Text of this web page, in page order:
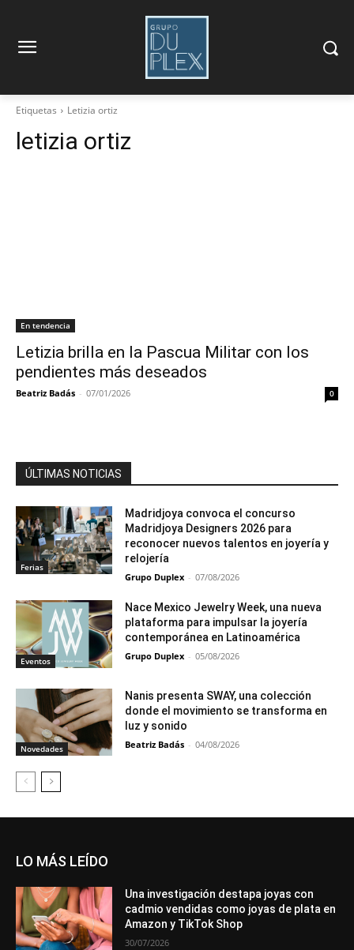
Etiquetas Letizia ortiz
letizia ortiz
En tendencia
Letizia brilla en la Pascua Militar con los
pendientes más deseados
Beatriz Badás - 07/01/2026 0
ÚLTIMAS NOTICIAS
Ferias
Madridjoya convoca el concurso
Madridjoya Designers 2026 para
reconocer nuevos talentos en joyería y
relojería
Grupo Duplex - 07/08/2026
Eventos
Nace Mexico Jewelry Week, una nueva
plataforma para impulsar la joyería
contemporánea en Latinoamérica
Grupo Duplex - 05/08/2026
Novedades
Nanis presenta SWAY, una colección
donde el movimiento se transforma en
luz y sonido
Beatriz Badás - 04/08/2026
LO MÁS LEÍDO
Una investigación destapa joyas con
cadmio vendidas como joyas de plata en
Amazon y TikTok Shop
30/07/2026